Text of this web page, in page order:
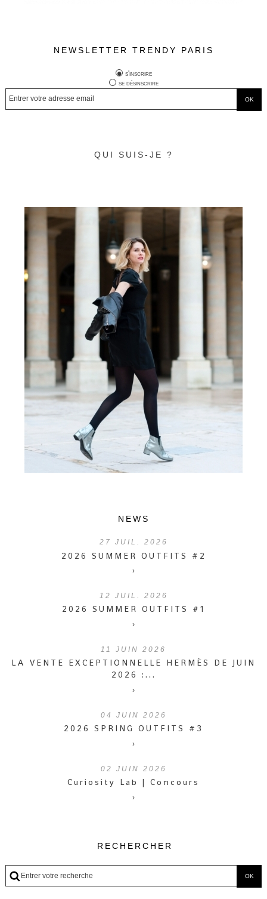
NEWSLETTER TRENDY PARIS
s'inscrire
se désinscrire
QUI SUIS-JE ?
NEWS
27 JUIL. 2026
2026 SUMMER OUTFITS #2
›
12 JUIL. 2026
2026 SUMMER OUTFITS #1
›
11 JUIN 2026
LA VENTE EXCEPTIONNELLE HERMÈS DE JUIN
2026 :...
›
04 JUIN 2026
2026 SPRING OUTFITS #3
›
02 JUIN 2026
Curiosity Lab | Concours
›
RECHERCHER